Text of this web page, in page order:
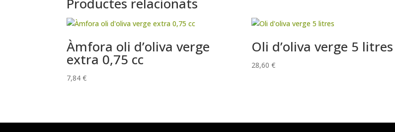
Àmfora oli d’oliva verge
extra 0,75 cc
7,84€
Oli d’oliva verge 5 litres
28,60 €